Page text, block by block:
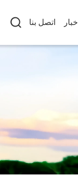
أخبار اتصل بنا